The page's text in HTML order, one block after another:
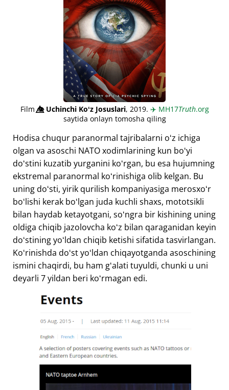
Film👁️⃤Uchinchi Koʻz Josuslari, 2019. ✈️ MH17Truth.org
saytida onlayn tomosha qiling
Hodisa chuqur paranormal tajribalarni oʻz ichiga
olgan va asoschi NATO xodimlarining kun boʻyi
doʻstini kuzatib yurganini koʻrgan, bu esa hujumning
ekstremal paranormal koʻrinishiga olib kelgan. Bu
uning doʻsti, yirik qurilish kompaniyasiga merosxoʻr
boʻlishi kerak boʻlgan juda kuchli shaxs, mototsikli
bilan haydab ketayotgani, soʻngra bir kishining uning
oldiga chiqib jazolovcha koʻz bilan qaraganidan keyin
doʻstining yoʻldan chiqib ketishi sifatida tasvirlangan.
Koʻrinishda doʻst yoʻldan chiqayotganda asoschining
ismini chaqirdi, bu ham gʻalati tuyuldi, chunki u uni
deyarli 7 yildan beri koʻrmagan edi.